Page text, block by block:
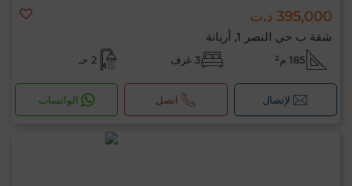
395,000 د.ت
شقة ب حي النصر 1, أريانة
185 م² 3 غرف 2 حـ
لإتصال اتصل الواتساب